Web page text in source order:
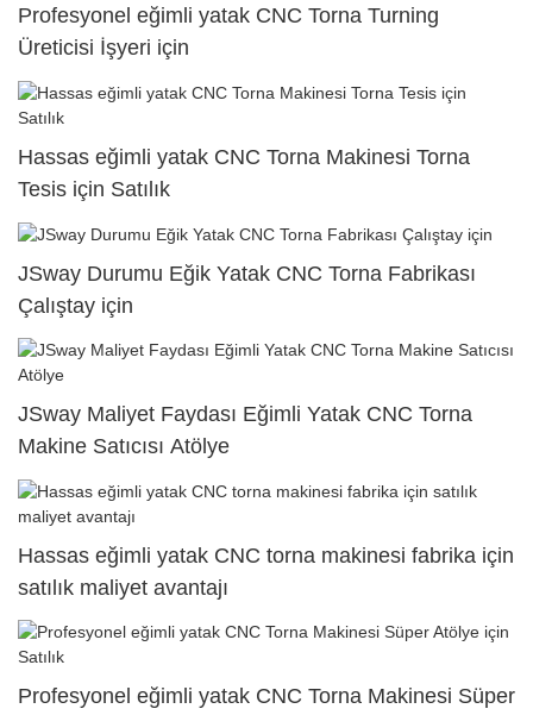
Profesyonel eğimli yatak CNC Torna Turning
Üreticisi İşyeri için
Hassas eğimli yatak CNC Torna Makinesi Torna
Tesis için Satılık
JSway Durumu Eğik Yatak CNC Torna Fabrikası
Çalıştay için
JSway Maliyet Faydası Eğimli Yatak CNC Torna
Makine Satıcısı Atölye
Hassas eğimli yatak CNC torna makinesi fabrika için
satılık maliyet avantajı
Profesyonel eğimli yatak CNC Torna Makinesi Süper